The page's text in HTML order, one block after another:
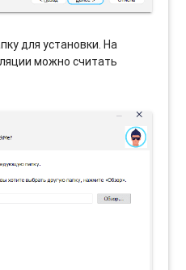
для установки. На
можно считать